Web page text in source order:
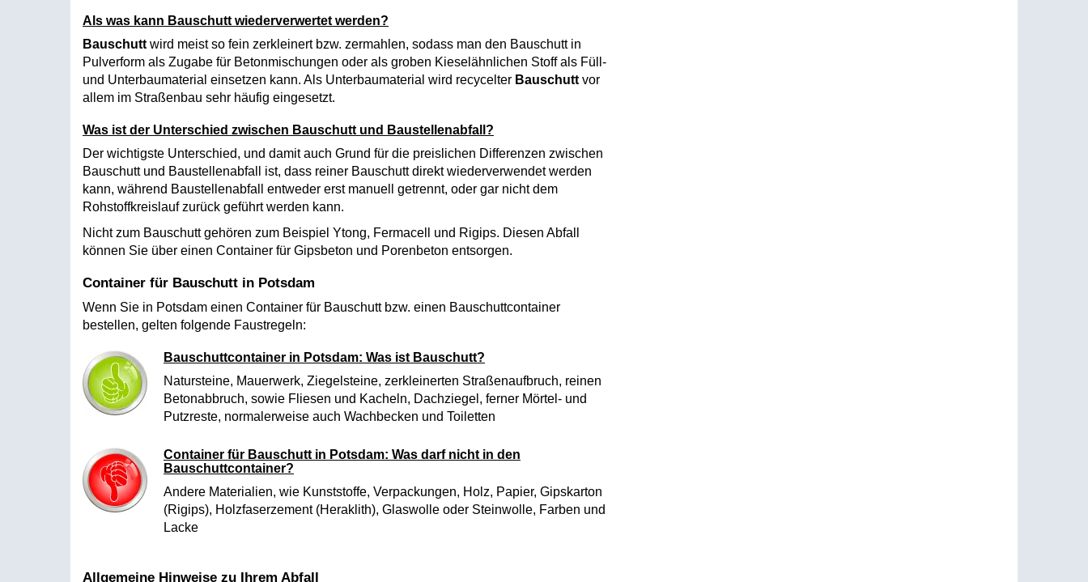
Als was kann Bauschutt wiederverwertet werden?
Bauschutt wird meist so fein zerkleinert bzw. zermahlen, sodass man den Bauschutt in
Pulverform als Zugabe für Betonmischungen oder als groben Kieselähnlichen Stoff als Füll-
und Unterbaumaterial einsetzen kann. Als Unterbaumaterial wird recycelter Bauschutt vor
allem im Straßenbau sehr häufig eingesetzt.
Was ist der Unterschied zwischen Bauschutt und Baustellenabfall?
Der wichtigste Unterschied, und damit auch Grund für die preislichen Differenzen zwischen
Bauschutt und Baustellenabfall ist, dass reiner Bauschutt direkt wiederverwendet werden
kann, während Baustellenabfall entweder erst manuell getrennt, oder gar nicht dem
Rohstoffkreislauf zurück geführt werden kann.
Nicht zum Bauschutt gehören zum Beispiel Ytong, Fermacell und Rigips. Diesen Abfall
können Sie über einen Container für Gipsbeton und Porenbeton entsorgen.
Container für Bauschutt in Potsdam
Wenn Sie in Potsdam einen Container für Bauschutt bzw. einen Bauschuttcontainer
bestellen, gelten folgende Faustregeln:
Bauschuttcontainer in Potsdam: Was ist Bauschutt?
Natursteine, Mauerwerk, Ziegelsteine, zerkleinerten Straßenaufbruch, reinen
Betonabbruch, sowie Fliesen und Kacheln, Dachziegel, ferner Mörtel- und
Putzreste, normalerweise auch Wachbecken und Toiletten
Container für Bauschutt in Potsdam: Was darf nicht in den
Bauschuttcontainer?
Andere Materialien, wie Kunststoffe, Verpackungen, Holz, Papier, Gipskarton
(Rigips), Holzfaserzement (Heraklith), Glaswolle oder Steinwolle, Farben und
Lacke
Allgemeine Hinweise zu Ihrem Abfall